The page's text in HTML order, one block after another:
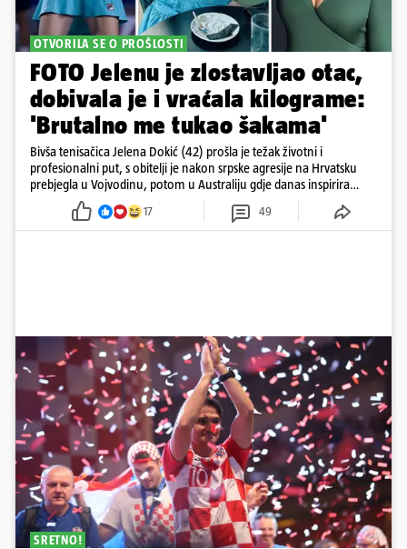
OTVORILA SE O PROŠLOSTI
FOTO Jelenu je zlostavljao otac,
dobivala je i vraćala kilograme:
'Brutalno me tukao šakama'
Bivša tenisačica Jelena Dokić (42) prošla je težak životni i
profesionalni put, s obitelji je nakon srpske agresije na Hrvatsku
prebjegla u Vojvodinu, potom u Australiju gdje danas inspirira
17 49
SRETNO!